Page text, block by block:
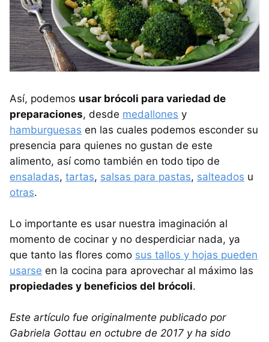
Así, podemos usar brócoli para variedad de
preparaciones, desde medallones y
hamburguesas en las cuales podemos esconder su
presencia para quienes no gustan de este
alimento, así como también en todo tipo de
ensaladas, tartas, salsas para pastas, salteados u
otras.
Lo importante es usar nuestra imaginación al
momento de cocinar y no desperdiciar nada, ya
que tanto las flores como sus tallos y hojas pueden
usarse en la cocina para aprovechar al máximo las
propiedades y beneficios del brócoli.
Este artículo fue originalmente publicado por
Gabriela Gottau en octubre de 2017 y ha sido